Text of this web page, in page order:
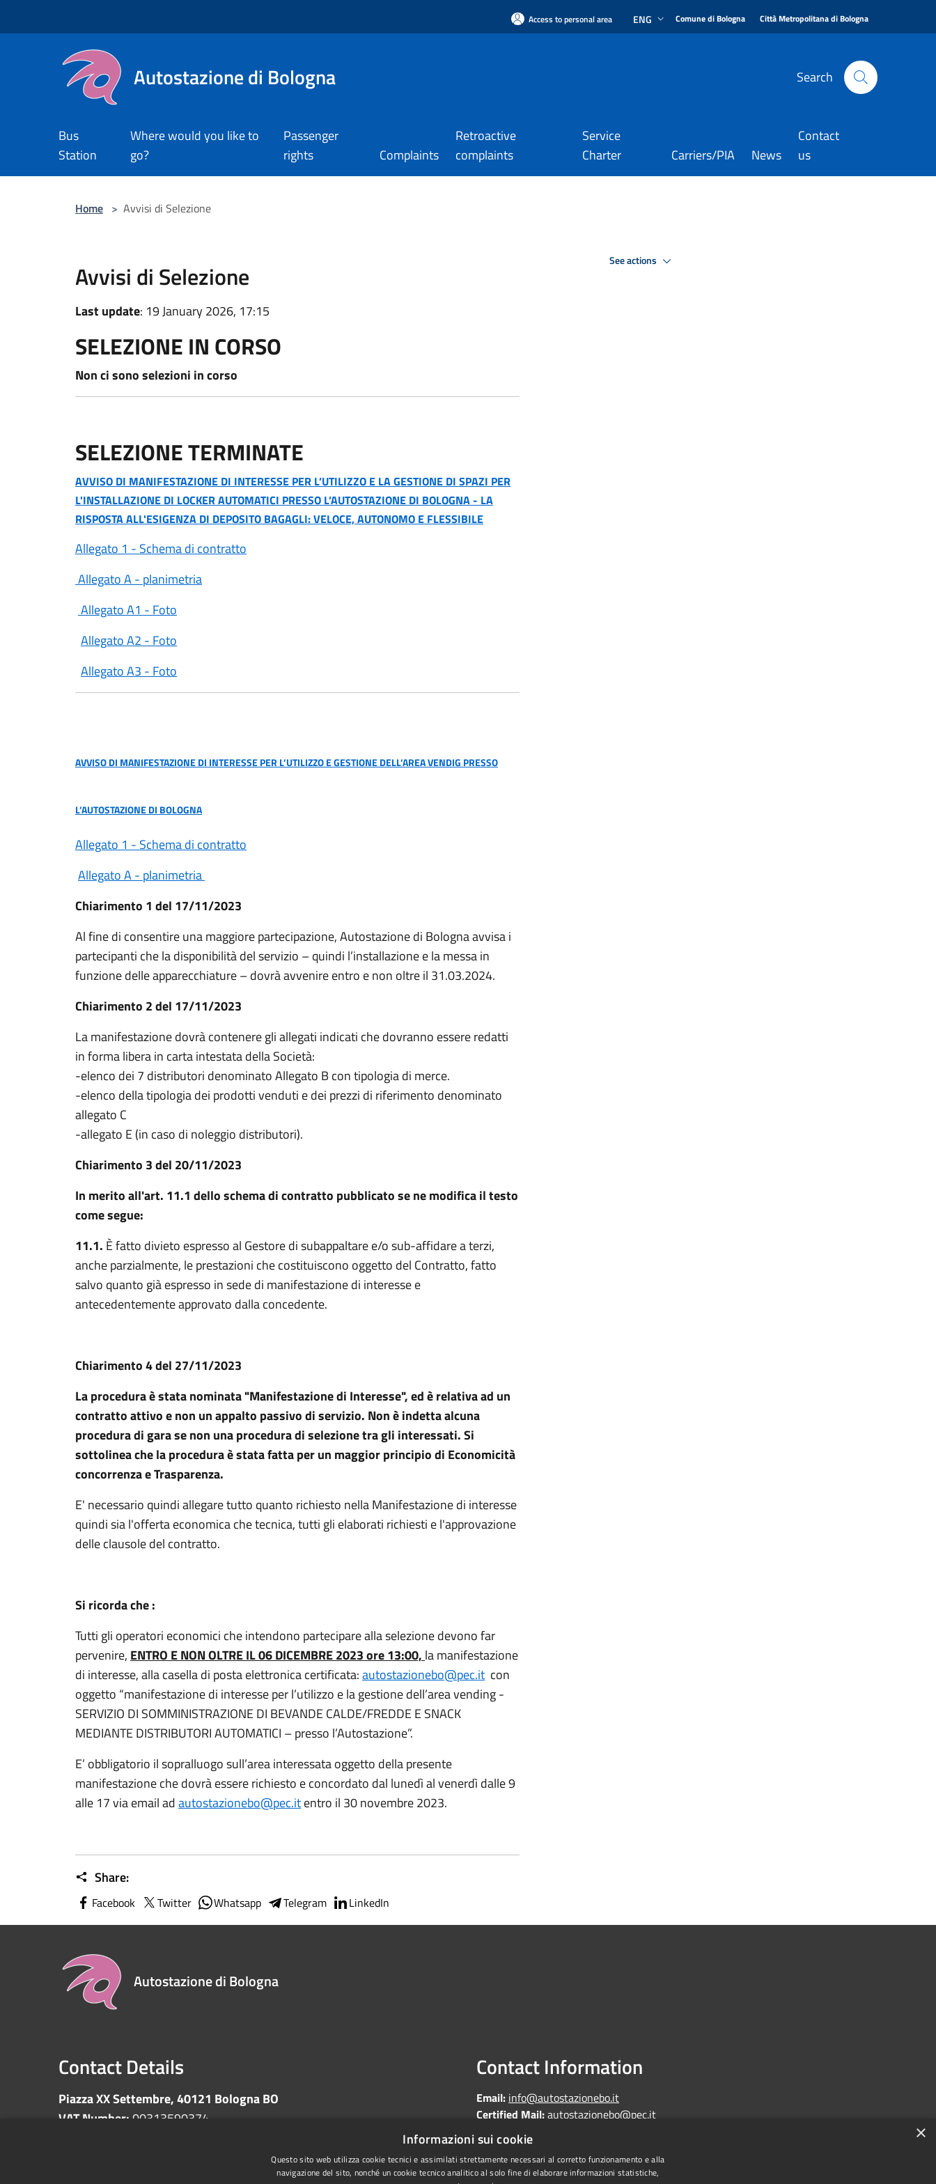
Access to personal area ENG Comune di Bologna Città Metropolitana di Bologna
Autostazione di Bologna Search
Bus
Station
Where would you like to
go?
Passenger
rights
Complaints
Retroactive
complaints
Service
Charter
Carriers/PIA News
Contact
us
Home > Avvisi di Selezione
Avvisi di Selezione
Last update: 19 January 2026, 17:15
SELEZIONE IN CORSO
Non ci sono selezioni in corso
SELEZIONE TERMINATE
AVVISO DI MANIFESTAZIONE DI INTERESSE PER L’UTILIZZO E LA GESTIONE DI SPAZI PER
L'INSTALLAZIONE DI LOCKER AUTOMATICI PRESSO L’AUTOSTAZIONE DI BOLOGNA - LA
RISPOSTA ALL'ESIGENZA DI DEPOSITO BAGAGLI: VELOCE, AUTONOMO E FLESSIBILE
Allegato 1 - Schema di contratto
Allegato A - planimetria
Allegato A1 - Foto
Allegato A2 - Foto
Allegato A3 - Foto
AVVISO DI MANIFESTAZIONE DI INTERESSE PER L’UTILIZZO E GESTIONE DELL’AREA VENDIG PRESSO
L’AUTOSTAZIONE DI BOLOGNA
Allegato 1 - Schema di contratto
Allegato A - planimetria
Chiarimento 1 del 17/11/2023
Al fine di consentire una maggiore partecipazione, Autostazione di Bologna avvisa i
partecipanti che la disponibilità del servizio – quindi l’installazione e la messa in
funzione delle apparecchiature – dovrà avvenire entro e non oltre il 31.03.2024.
Chiarimento 2 del 17/11/2023
La manifestazione dovrà contenere gli allegati indicati che dovranno essere redatti
in forma libera in carta intestata della Società:
-elenco dei 7 distributori denominato Allegato B con tipologia di merce.
-elenco della tipologia dei prodotti venduti e dei prezzi di riferimento denominato
allegato C
-allegato E (in caso di noleggio distributori).
Chiarimento 3 del 20/11/2023
In merito all'art. 11.1 dello schema di contratto pubblicato se ne modifica il testo
come segue:
11.1. È fatto divieto espresso al Gestore di subappaltare e/o sub-affidare a terzi,
anche parzialmente, le prestazioni che costituiscono oggetto del Contratto, fatto
salvo quanto già espresso in sede di manifestazione di interesse e
antecedentemente approvato dalla concedente.
Chiarimento 4 del 27/11/2023
La procedura è stata nominata "Manifestazione di Interesse", ed è relativa ad un
contratto attivo e non un appalto passivo di servizio. Non è indetta alcuna
procedura di gara se non una procedura di selezione tra gli interessati. Si
sottolinea che la procedura è stata fatta per un maggior principio di Economicità
concorrenza e Trasparenza.
E' necessario quindi allegare tutto quanto richiesto nella Manifestazione di interesse
quindi sia l'offerta economica che tecnica, tutti gli elaborati richiesti e l'approvazione
delle clausole del contratto.
Si ricorda che :
Tutti gli operatori economici che intendono partecipare alla selezione devono far
pervenire, ENTRO E NON OLTRE IL 06 DICEMBRE 2023 ore 13:00, la manifestazione
di interesse, alla casella di posta elettronica certificata:autostazionebo@pec.it con
oggetto “manifestazione di interesse per l’utilizzo e la gestione dell’area vending -
SERVIZIO DI SOMMINISTRAZIONE DI BEVANDE CALDE/FREDDE E SNACK
MEDIANTE DISTRIBUTORI AUTOMATICI – presso l’Autostazione”.
E’ obbligatorio il sopralluogo sull’area interessata oggetto della presente
manifestazione che dovrà essere richiesto e concordato dal lunedì al venerdì dalle 9
alle 17 via email adautostazionebo@pec.itentro il 30 novembre 2023.
Share:
Facebook Twitter Whatsapp Telegram LinkedIn
See actions
Autostazione di Bologna
Contact Details
Piazza XX Settembre, 40121 Bologna BO
VAT Number:00313590374
Contact Information
Email: info@autostazionebo.it
Certified Mail:autostazionebo@pec.it
×
Informazioni sui cookie
Questo sito web utilizza cookie tecnici e assimilati strettamente necessari al corretto funzionamento e alla
navigazione del sito, nonché un cookie tecnico analitico al solo fine di elaborare informazioni statistiche,